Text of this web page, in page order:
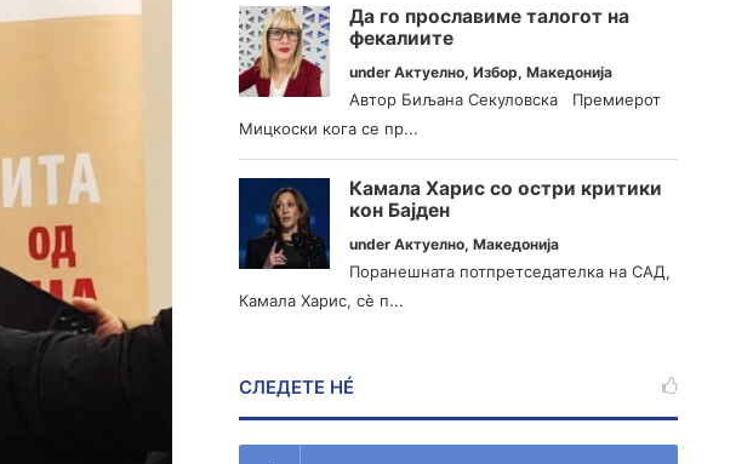
Да го прославиме талогот на
фекалиите
underАктуелно,Избор,Македонија
Автор Биљана Секуловска Премиерот
Мицкоски кога се пр...
Камала Харис со остри критики
кон Бајден
underАктуелно,Македонија
Поранешната потпретседателка на САД,
Камала Харис, сè п...
СЛЕДЕТЕ НÉ